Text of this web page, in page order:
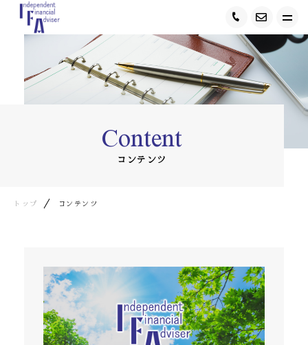
トップ
IFAについて
ＷEBセミナー開催
スタッフ紹介
お客様の声
よくある質問
Content
コンテンツ
トップ コンテンツ